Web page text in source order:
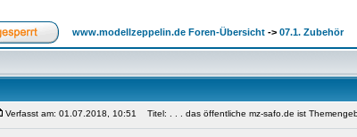
www.modellzeppelin.de Foren-Übersicht -> 07.1. Zubehör
Verfasst am: 01.07.2018, 10:51 Titel: . . . das öffentliche mz-safo.de ist